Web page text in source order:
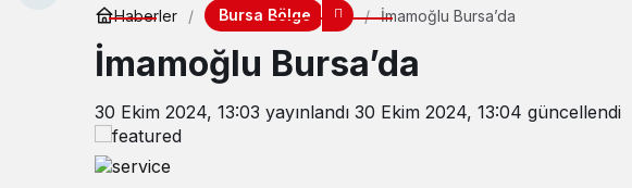
Haberler Bursa Bölge İmamoğlu Bursa’da
İmamoğlu Bursa’da
30 Ekim 2024, 13:03 yayınlandı 30 Ekim 2024, 13:04 güncellendi